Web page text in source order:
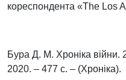
кореспондента «The Los
Бура Д. М. Хроніка війни.
2020. – 477 с. – (Хроніка).